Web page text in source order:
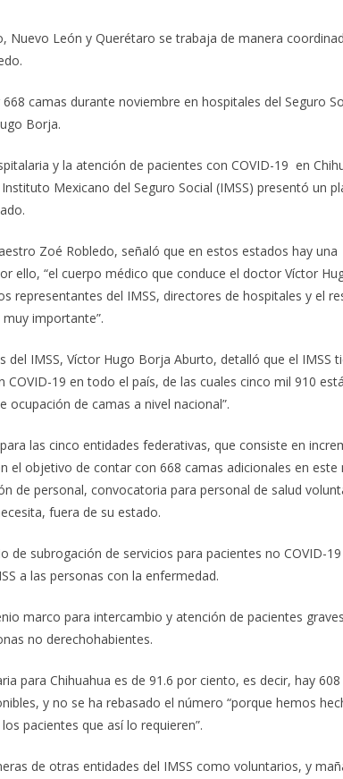
Nuevo León y Querétaro se trabaja de manera
camas durante noviembre en hospitales del Seguro
Borja.
y la atención de pacientes con COVID-19 en
Mexicano del Seguro Social (IMSS) presentó un
Zoé Robledo, señaló que en estos estados hay una
ello, “el cuerpo médico que conduce el doctor Víctor
representantes del IMSS, directores de hospitales y el
importante”.
IMSS, Víctor Hugo Borja Aburto, detalló que el IMSS
19 en todo el país, de las cuales cinco mil 910
ocupación de camas a nivel nacional”.
las cinco entidades federativas, que consiste en
el objetivo de contar con 668 camas adicionales en este
de personal, convocatoria para personal de salud
fuera de su estado.
de subrogación de servicios para pacientes no COVID-
a las personas con la enfermedad.
marco para intercambio y atención de pacientes
no derechohabientes.
para Chihuahua es de 91.6 por ciento, es decir, hay 608
y no se ha rebasado el número “porque hemos
pacientes que así lo requieren”.
de otras entidades del IMSS como voluntarios, y